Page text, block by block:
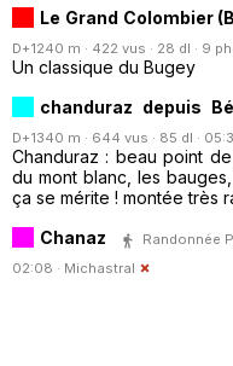
Le Grand Colombier
D+1240 m · 422 vus · 28 dl · 9
Un classique du Bugey
chanduraz depuis
D+1340 m · 644 vus · 85 dl ·
Chanduraz : beau point
du mont blanc, les
ça se mérite ! montée très
Chanaz
Randonnée
02:08 · Michastral